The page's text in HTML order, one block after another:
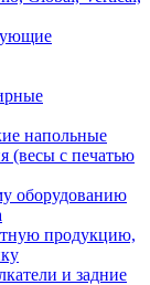
напольные
(весы с печатью
оборудованию
продукцию,
и задние